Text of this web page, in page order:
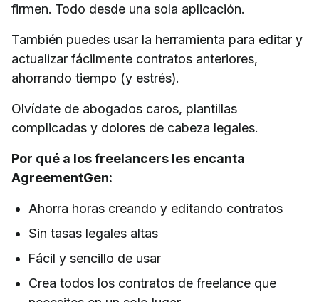
firmen. Todo desde una sola aplicación.
También puedes usar la herramienta para editar y
actualizar fácilmente contratos anteriores,
ahorrando tiempo (y estrés).
Olvídate de abogados caros, plantillas
complicadas y dolores de cabeza legales.
Por qué a los freelancers les encanta
AgreementGen:
Ahorra horas creando y editando contratos
Sin tasas legales altas
Fácil y sencillo de usar
Crea todos los contratos de freelance que